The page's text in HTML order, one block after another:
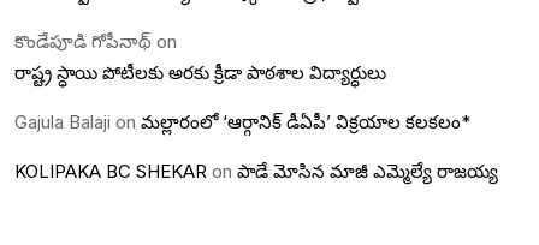
కొండేపూడి గోపీనాథ్ on
రాష్ట్ర స్ధాయి పోటీలకు అరకు క్రీడా పాఠశాల విద్యార్ధులు
Gajula Balaji on మల్లారంలో ‘ఆర్గానిక్ డీఏపీ’ విక్రయాల కలకలం*
KOLIPAKA BC SHEKAR on పాడే మోసిన మాజీ ఎమ్మెల్యే రాజయ్య